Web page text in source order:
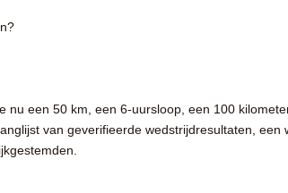
nu een 50 km, een 6-uursloop, een 100
van geverifieerde wedstrijdresultaten, een